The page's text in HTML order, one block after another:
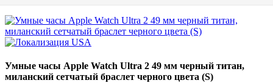
Умные часы Apple Watch Ultra 2 49 мм черный титан,
миланский сетчатый браслет черного цвета (S)